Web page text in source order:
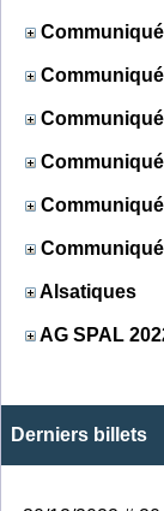
Alsatiques
AG SPAL
Derniers billets